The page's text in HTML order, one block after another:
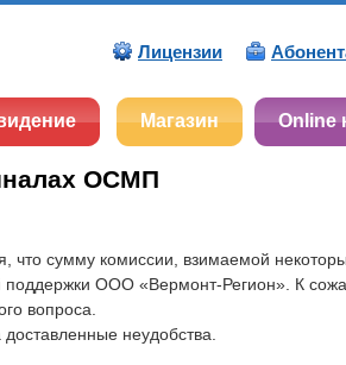
Лицензии
Магазин Online
ОСМП
что сумму комиссии, взимаемой
поддержки ООО «Вермонт-Регион». К
вопроса.
неудобства.